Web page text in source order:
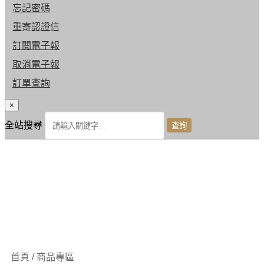
忘記密碼
重寄認證信
訂閱電子報
取消電子報
訂單查詢
×
全站搜尋
首頁 / 商品專區